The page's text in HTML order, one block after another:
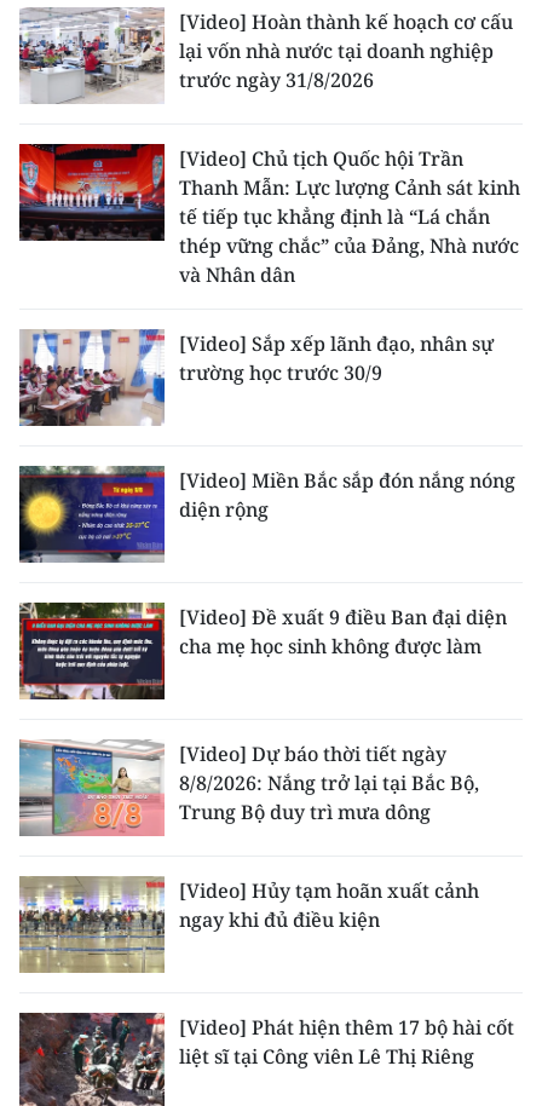
[Video] Hoàn thành kế hoạch cơ cấu
lại vốn nhà nước tại doanh nghiệp
trước ngày 31/8/2026
[Video] Chủ tịch Quốc hội Trần
Thanh Mẫn: Lực lượng Cảnh sát kinh
tế tiếp tục khẳng định là “Lá chắn
thép vững chắc” của Đảng, Nhà nước
và Nhân dân
[Video] Sắp xếp lãnh đạo, nhân sự
trường học trước 30/9
[Video] Miền Bắc sắp đón nắng nóng
diện rộng
[Video] Đề xuất 9 điều Ban đại diện
cha mẹ học sinh không được làm
[Video] Dự báo thời tiết ngày
8/8/2026: Nắng trở lại tại Bắc Bộ,
Trung Bộ duy trì mưa dông
[Video] Hủy tạm hoãn xuất cảnh
ngay khi đủ điều kiện
[Video] Phát hiện thêm 17 bộ hài cốt
liệt sĩ tại Công viên Lê Thị Riêng